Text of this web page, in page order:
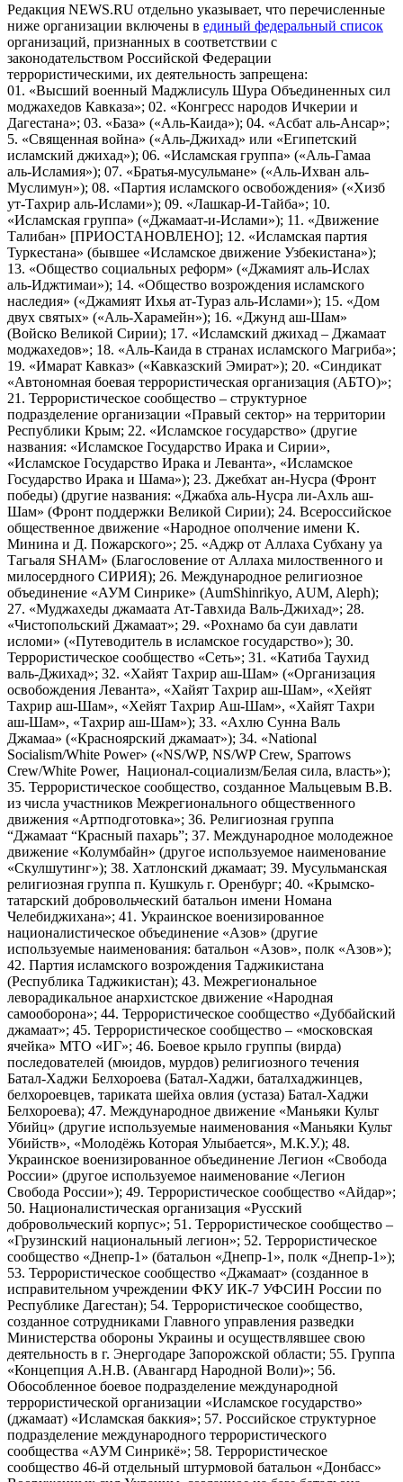
Редакция NEWS.RU отдельно указывает, что перечисленные
ниже организации включены в единый федеральный список
организаций, признанных в соответствии с
законодательством Российской Федерации
террористическими, их деятельность запрещена:
01. «Высший военный Маджлисуль Шура Объединенных сил
моджахедов Кавказа»; 02. «Конгресс народов Ичкерии и
Дагестана»; 03. «База» («Аль-Каида»); 04. «Асбат аль-Ансар»;
5. «Священная война» («Аль-Джихад» или «Египетский
исламский джихад»); 06. «Исламская группа» («Аль-Гамаа
аль-Исламия»); 07. «Братья-мусульмане» («Аль-Ихван аль-
Муслимун»); 08. «Партия исламского освобождения» («Хизб
ут-Тахрир аль-Ислами»); 09. «Лашкар-И-Тайба»; 10.
«Исламская группа» («Джамаат-и-Ислами»); 11. «Движение
Талибан» [ПРИОСТАНОВЛЕНО]; 12. «Исламская партия
Туркестана» (бывшее «Исламское движение Узбекистана»);
13. «Общество социальных реформ» («Джамият аль-Ислах
аль-Иджтимаи»); 14. «Общество возрождения исламского
наследия» («Джамият Ихья ат-Тураз аль-Ислами»); 15. «Дом
двух святых» («Аль-Харамейн»); 16. «Джунд аш-Шам»
(Войско Великой Сирии); 17. «Исламский джихад – Джамаат
моджахедов»; 18. «Аль-Каида в странах исламского Магриба»;
19. «Имарат Кавказ» («Кавказский Эмират»); 20. «Синдикат
«Автономная боевая террористическая организация (АБТО)»;
21. Террористическое сообщество – структурное
подразделение организации «Правый сектор» на территории
Республики Крым; 22. «Исламское государство» (другие
названия: «Исламское Государство Ирака и Сирии»,
«Исламское Государство Ирака и Леванта», «Исламское
Государство Ирака и Шама»); 23. Джебхат ан-Нусра (Фронт
победы) (другие названия: «Джабха аль-Нусра ли-Ахль аш-
Шам» (Фронт поддержки Великой Сирии); 24. Всероссийское
общественное движение «Народное ополчение имени К.
Минина и Д. Пожарского»; 25. «Аджр от Аллаха Субхану уа
Тагьаля SHAM» (Благословение от Аллаха милоственного и
милосердного СИРИЯ); 26. Международное религиозное
объединение «АУМ Синрике» (AumShinrikyo, AUM, Aleph);
27. «Муджахеды джамаата Ат-Тавхида Валь-Джихад»; 28.
«Чистопольский Джамаат»; 29. «Рохнамо ба суи давлати
исломи» («Путеводитель в исламское государство»); 30.
Террористическое сообщество «Сеть»; 31. «Катиба Таухид
валь-Джихад»; 32. «Хайят Тахрир аш-Шам» («Организация
освобождения Леванта», «Хайят Тахрир аш-Шам», «Хейят
Тахрир аш-Шам», «Хейят Тахрир Аш-Шам», «Хайят Тахри
аш-Шам», «Тахрир аш-Шам»); 33. «Ахлю Сунна Валь
Джамаа» («Красноярский джамаат»); 34. «National
Socialism/White Power» («NS/WP, NS/WP Crew, Sparrows
Crew/White Power, Национал-социализм/Белая сила, власть»);
35. Террористическое сообщество, созданное Мальцевым В.В.
из числа участников Межрегионального общественного
движения «Артподготовка»; 36. Религиозная группа
“Джамаат “Красный пахарь”; 37. Международное молодежное
движение «Колумбайн» (другое используемое наименование
«Скулшутинг»); 38. Хатлонский джамаат; 39. Мусульманская
религиозная группа п. Кушкуль г. Оренбург; 40. «Крымско-
татарский добровольческий батальон имени Номана
Челебиджихана»; 41. Украинское военизированное
националистическое объединение «Азов» (другие
используемые наименования: батальон «Азов», полк «Азов»);
42. Партия исламского возрождения Таджикистана
(Республика Таджикистан); 43. Межрегиональное
леворадикальное анархистское движение «Народная
самооборона»; 44. Террористическое сообщество «Дуббайский
джамаат»; 45. Террористическое сообщество – «московская
ячейка» МТО «ИГ»; 46. Боевое крыло группы (вирда)
последователей (мюидов, мурдов) религиозного течения
Батал-Хаджи Белхороева (Батал-Хаджи, баталхаджинцев,
белхороевцев, тариката шейха овлия (устаза) Батал-Хаджи
Белхороева); 47. Международное движение «Маньяки Культ
Убийц» (другие используемые наименования «Маньяки Культ
Убийств», «Молодёжь Которая Улыбается», М.К.У.); 48.
Украинское военизированное объединение Легион «Свобода
России» (другое используемое наименование «Легион
Свобода России»); 49. Террористическое сообщество «Айдар»;
50. Националистическая организация «Русский
добровольческий корпус»; 51. Террористическое сообщество –
«Грузинский национальный легион»; 52. Террористическое
сообщество «Днепр-1» (батальон «Днепр-1», полк «Днепр-1»);
53. Террористическое сообщество «Джамаат» (созданное в
исправительном учреждении ФКУ ИК-7 УФСИН России по
Республике Дагестан); 54. Террористическое сообщество,
созданное сотрудниками Главного управления разведки
Министерства обороны Украины и осуществлявшее свою
деятельность в г. Энергодаре Запорожской области; 55. Группа
«Концепция А.Н.В. (Авангард Народной Воли)»; 56.
Обособленное боевое подразделение международной
террористической организации «Исламское государство»
(джамаат) «Исламская баккия»; 57. Российское структурное
подразделение международного террористического
сообщества «АУМ Синрикё»; 58. Террористическое
сообщество 46-й отдельный штурмовой батальон «Донбасс»